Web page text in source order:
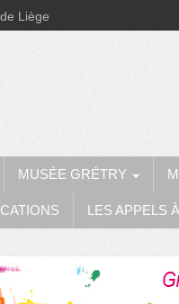
Liège
MUSÉE GRÉTRY
LES APPELS